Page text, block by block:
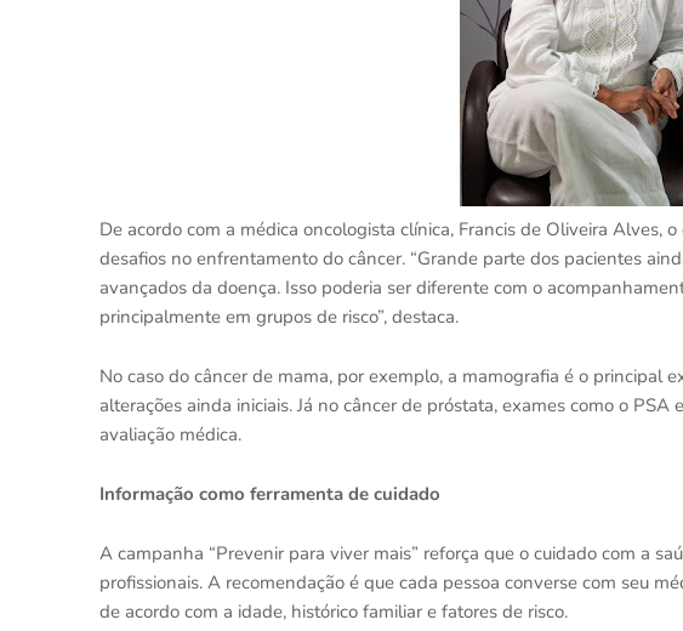
De acordo com a médica oncologista clínica, Francis de Oliveira Alves,
desafios no enfrentamento do câncer. “Grande parte dos pacientes
avançados da doença. Isso poderia ser diferente com o
principalmente em grupos de risco”, destaca.
No caso do câncer de mama, por exemplo, a mamografia é o principal
alterações ainda iniciais. Já no câncer de próstata, exames como o
avaliação médica.
Informação como ferramenta de cuidado
A campanha “Prevenir para viver mais” reforça que o cuidado com a
profissionais. A recomendação é que cada pessoa converse com seu
de acordo com a idade, histórico familiar e fatores de risco.